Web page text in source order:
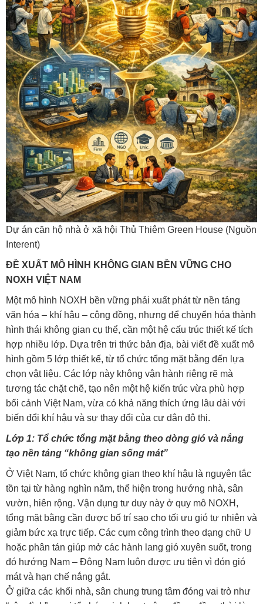
Dự án căn hộ nhà ở xã hội Thủ Thiêm Green House (Nguồn
Interent)
ĐỀ XUẤT MÔ HÌNH KHÔNG GIAN BỀN VỮNG CHO
NOXH VIỆT NAM
Một mô hình NOXH bền vững phải xuất phát từ nền tảng
văn hóa – khí hậu – cộng đồng, nhưng để chuyển hóa thành
hình thái không gian cụ thể, cần một hệ cấu trúc thiết kế tích
hợp nhiều lớp. Dựa trên tri thức bản địa, bài viết đề xuất mô
hình gồm 5 lớp thiết kế, từ tổ chức tổng mặt bằng đến lựa
chọn vật liệu. Các lớp này không vận hành riêng rẽ mà
tương tác chặt chẽ, tạo nên một hệ kiến trúc vừa phù hợp
bối cảnh Việt Nam, vừa có khả năng thích ứng lâu dài với
biến đổi khí hậu và sự thay đổi của cư dân đô thị.
Lớp 1: Tổ chức tổng mặt bằng theo dòng gió và nắng
tạo nền tảng “không gian sống mát”
Ở Việt Nam, tổ chức không gian theo khí hậu là nguyên tắc
tồn tại từ hàng nghìn năm, thể hiện trong hướng nhà, sân
vườn, hiên rộng. Vận dụng tư duy này ở quy mô NOXH,
tổng mặt bằng cần được bố trí sao cho tối ưu gió tự nhiên và
giảm bức xạ trực tiếp. Các cụm công trình theo dạng chữ U
hoặc phân tán giúp mở các hành lang gió xuyên suốt, trong
đó hướng Nam – Đông Nam luôn được ưu tiên vì đón gió
mát và hạn chế nắng gắt.
Ở giữa các khối nhà, sân chung trung tâm đóng vai trò như